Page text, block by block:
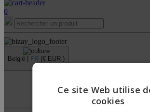
0
België | FR (€ EUR )
Dispositif de Signalement
Ce site Web utilise
cookies